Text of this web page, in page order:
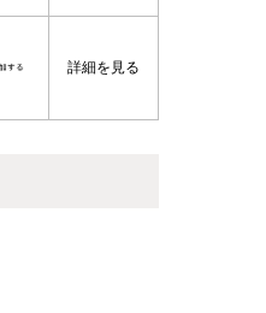
詳細を見る